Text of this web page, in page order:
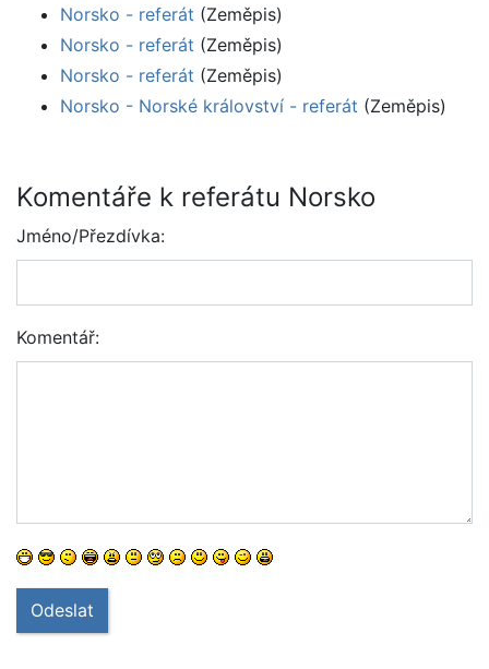
Norsko - referát (Zeměpis)
Norsko - referát (Zeměpis)
Norsko - referát (Zeměpis)
Norsko - Norské království - referát (Zeměpis)
Komentáře k referátu Norsko
Jméno/Přezdívka:
Komentář:
Odeslat